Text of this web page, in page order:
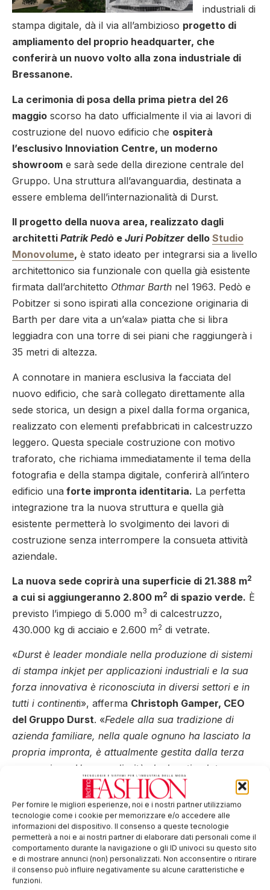
Per fornire le migliori esperienze, noi e i nostri partner utilizziamo
tecnologie come i cookie per memorizzare e/o accedere alle
informazioni del dispositivo. Il consenso a queste tecnologie
permetterà a noi e ai nostri partner di elaborare dati personali come il
comportamento durante la navigazione o gli ID univoci su questo sito
e di mostrare annunci (non) personalizzati. Non acconsentire o ritirare
il consenso può influire negativamente su alcune caratteristiche e
funzioni.
industriali di
stampa digitale, dà il via all’ambizioso progetto di
ampliamento del proprio headquarter, che
conferirà un nuovo volto alla zona industriale di
Bressanone.
La cerimonia di posa della prima pietra del 26
maggio scorso ha dato ufficialmente il via ai lavori di
costruzione del nuovo edificio che ospiterà
l’esclusivo Innoviation Centre, un moderno
showroom e sarà sede della direzione centrale del
Gruppo. Una struttura all’avanguardia, destinata a
essere emblema dell’internazionalità di Durst.
Il progetto della nuova area, realizzato dagli
architetti Patrik Pedò e Juri Pobitzer dello Studio
Monovolume, è stato ideato per integrarsi sia a livello
architettonico sia funzionale con quella già esistente
firmata dall’architetto Othmar Barth nel 1963. Pedò e
Pobitzer si sono ispirati alla concezione originaria di
Barth per dare vita a un’«ala» piatta che si libra
leggiadra con una torre di sei piani che raggiungerà i
35 metri di altezza.
A connotare in maniera esclusiva la facciata del
nuovo edificio, che sarà collegato direttamente alla
sede storica, un design a pixel dalla forma organica,
realizzato con elementi prefabbricati in calcestruzzo
leggero. Questa speciale costruzione con motivo
traforato, che richiama immediatamente il tema della
fotografia e della stampa digitale, conferirà all’intero
edificio una forte impronta identitaria. La perfetta
integrazione tra la nuova struttura e quella già
esistente permetterà lo svolgimento dei lavori di
costruzione senza interrompere la consueta attività
aziendale.
La nuova sede coprirà una superficie di 21.388 m2
a cui si aggiungeranno 2.800 m2 di spazio verde. È
previsto l’impiego di 5.000 m3 di calcestruzzo,
430.000 kg di acciaio e 2.600 m2 di vetrate.
«Durst è leader mondiale nella produzione di sistemi
di stampa inkjet per applicazioni industriali e la sua
forza innovativa è riconosciuta in diversi settori e in
tutti i continenti», afferma Christoph Gamper, CEO
del Gruppo Durst. «Fedele alla sua tradizione di
azienda familiare, nella quale ognuno ha lasciato la
propria impronta, è attualmente gestita dalla terza
generazione. Una peculiarità che ha stimolato un
costante processo di crescita. Nei prossimi decenni
assisteremo all’evoluzione del Gruppo da specialista
della stampa digitale su vari supporti a fornitore di
soluzioni complete che vanno dall’acquisizione di
immagini e dati fino alla stampa e alla decorazione
di superfici, comprendendo la messa a punto di
software proprietari per il workflow, lo sviluppo di